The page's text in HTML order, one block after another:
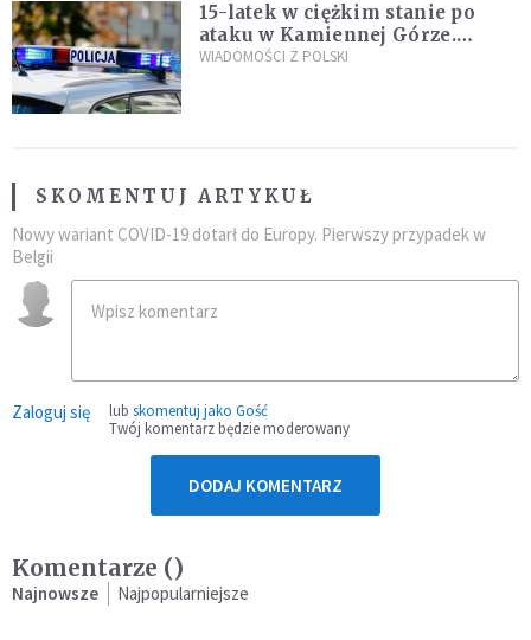
15-latek w ciężkim stanie po
ataku w Kamiennej Górze.
Policja zatrzymała dwóch
WIADOMOŚCI Z POLSKI
SKOMENTUJ ARTYKUŁ
Nowy wariant COVID-19 dotarł do Europy. Pierwszy przypadek w
Belgii
Zaloguj się lub skomentuj jako Gość
Twój komentarz będzie moderowany
DODAJ KOMENTARZ
Komentarze ()
Najnowsze Najpopularniejsze